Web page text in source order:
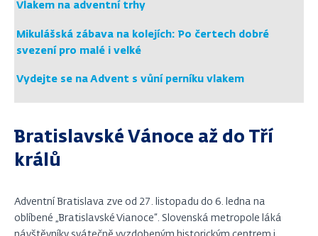
Vlakem na adventní trhy
Mikulášská zábava na kolejích: Po čertech dobré
svezení pro malé i velké
Vydejte se na Advent s vůní perníku vlakem
Bratislavské Vánoce až do Tří
králů
Adventní Bratislava zve od 27. listopadu do 6. ledna na
oblíbené „Bratislavské Vianoce“. Slovenská metropole láká